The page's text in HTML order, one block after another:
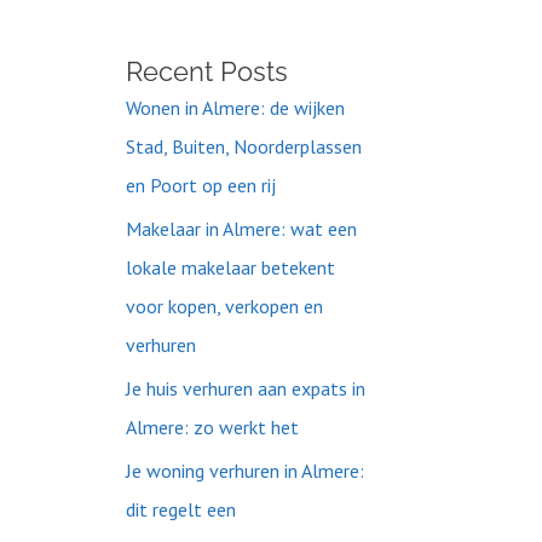
Recent Posts
Wonen in Almere: de wijken
Stad, Buiten, Noorderplassen
en Poort op een rij
Makelaar in Almere: wat een
lokale makelaar betekent
voor kopen, verkopen en
verhuren
Je huis verhuren aan expats in
Almere: zo werkt het
Je woning verhuren in Almere:
dit regelt een